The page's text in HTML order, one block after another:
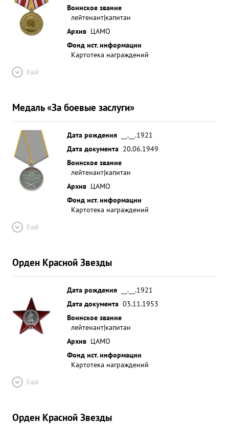
Воинское звание
лейтенант|капитан
Архив ЦАМО
Фонд ист. информации
Картотека награждений
Ещё
Медаль «За боевые заслуги»
Дата рождения
__.__.1921
Дата документа 20.06.1949
Воинское звание
лейтенант|капитан
Архив ЦАМО
Фонд ист. информации
Картотека награждений
Ещё
Орден Красной Звезды
Дата рождения
__.__.1921
Дата документа 03.11.1953
Воинское звание
лейтенант|капитан
Архив ЦАМО
Фонд ист. информации
Картотека награждений
Ещё
Орден Красной Звезды